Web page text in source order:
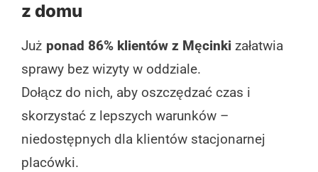
z domu
Już ponad 86% klientów z Męcinki załatwia
sprawy bez wizyty w oddziale.
Dołącz do nich, aby oszczędzać czas i
skorzystać z lepszych warunków –
niedostępnych dla klientów stacjonarnej
placówki.